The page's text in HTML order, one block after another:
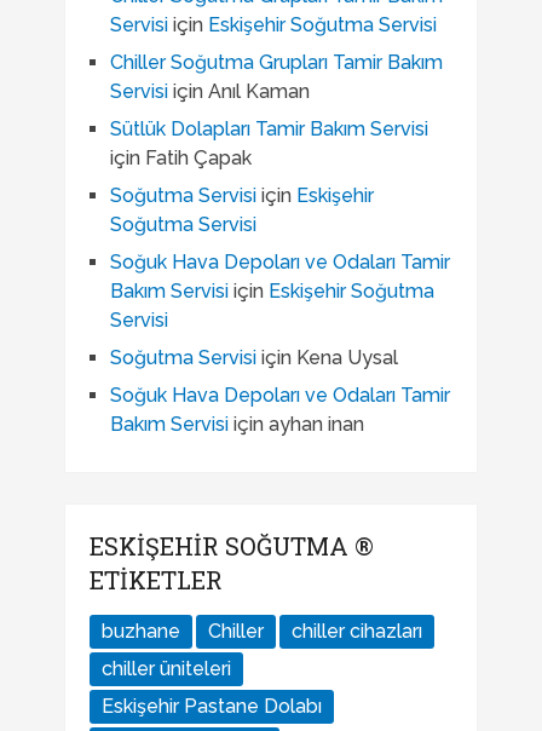
Servisiiçin Eskişehir Soğutma Servisi
Chiller Soğutma Grupları Tamir Bakım
Servisiiçin Anıl Kaman
Sütlük Dolapları Tamir Bakım Servisi
için Fatih Çapak
Soğutma Servisiiçin Eskişehir
Soğutma Servisi
Soğuk Hava Depoları ve Odaları Tamir
Bakım Servisiiçin Eskişehir Soğutma
Servisi
Soğutma Servisiiçin Kena Uysal
Soğuk Hava Depoları ve Odaları Tamir
Bakım Servisiiçin ayhan inan
ESKIŞEHIR SOĞUTMA ®
ETIKETLER
buzhane Chiller
chiller cihazları
chiller üniteleri
Eskişehir Pastane Dolabı